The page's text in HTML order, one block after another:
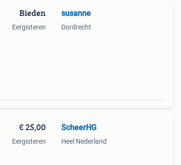
Bieden
Eergisteren
susanne
Dordrecht
€ 25,00
Eergisteren
ScheerHG
Heel Nederland